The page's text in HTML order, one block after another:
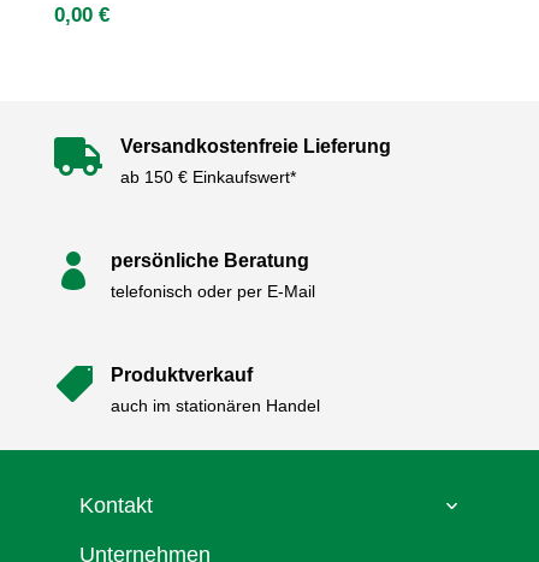
0,00 €
 Versandkostenfreie Lieferung
ab 150 € Einkaufswert*
 persönliche Beratung
telefonisch oder per E-Mail
 Produktverkauf
auch im stationären Handel
Kontakt
Unternehmen